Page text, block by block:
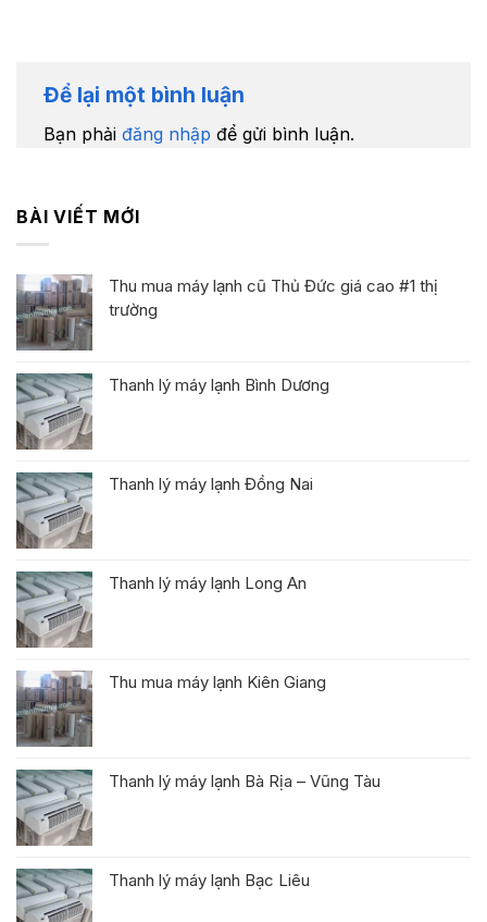
Để lại một bình luận
Bạn phải đăng nhập để gửi bình luận.
BÀI VIẾT MỚI
Thu mua máy lạnh cũ Thủ Đức giá cao #1 thị
trường
Thanh lý máy lạnh Bình Dương
Thanh lý máy lạnh Đồng Nai
Thanh lý máy lạnh Long An
Thu mua máy lạnh Kiên Giang
Thanh lý máy lạnh Bà Rịa – Vũng Tàu
Thanh lý máy lạnh Bạc Liêu